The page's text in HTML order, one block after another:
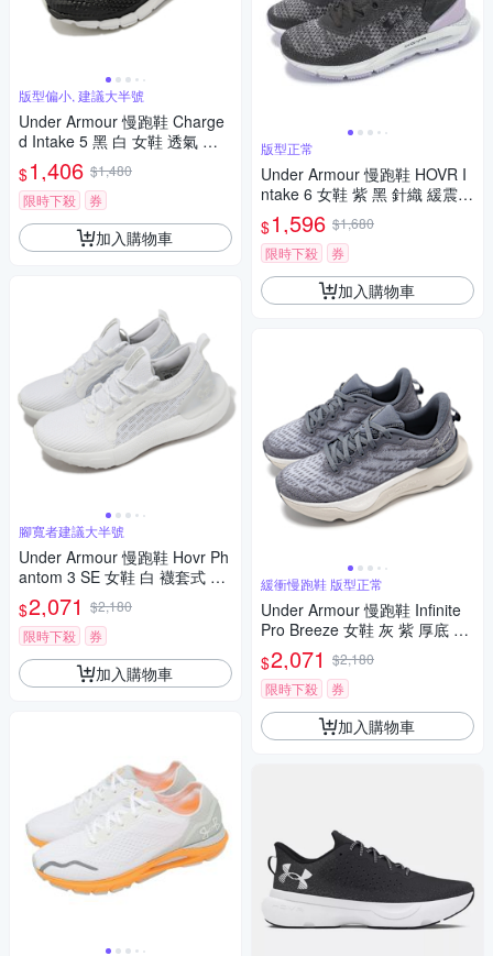
版型偏小, 建議大半號
Under Armour 慢跑鞋 Charge
d Intake 5 黑 白 女鞋 透氣 緩
震 運動鞋 UA 3023564001
$1,406 $1,480
限時下殺
券
加入購物車
腳寬者建議大半號
Under Armour 慢跑鞋 Hovr Ph
antom 3 SE 女鞋 白 襪套式 針
織鞋面 緩震 運動鞋 UA 30265
84100
$2,071 $2,180
限時下殺
券
加入購物車
版型正常
Under Armour 慢跑鞋 HOVR I
ntake 6 女鞋 紫 黑 針織 緩震
運動鞋 UA 3026141102
$1,596 $1,680
限時下殺
券
加入購物車
緩衝慢跑鞋 版型正常
Under Armour 慢跑鞋 Infinite
Pro Breeze 女鞋 灰 紫 厚底 緩
衝 輕量 運動鞋 UA 302719710
0
$2,071 $2,180
限時下殺
券
加入購物車